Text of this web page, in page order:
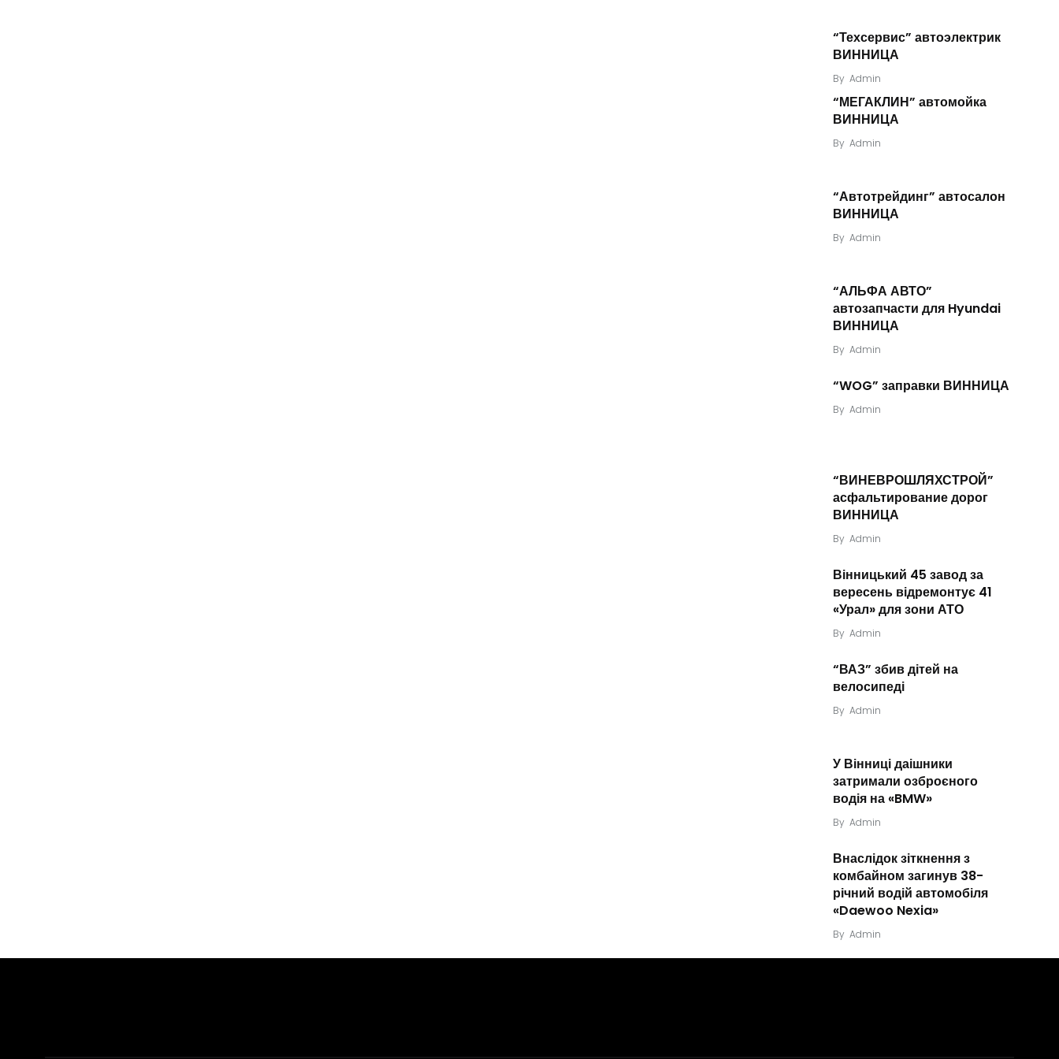
“Техсервис” автоэлектрик
ВИННИЦА
By Admin
“МЕГАКЛИН” автомойка
ВИННИЦА
By Admin
“Автотрейдинг” автосалон
ВИННИЦА
By Admin
“АЛЬФА АВТО”
автозапчасти для Hyundai
ВИННИЦА
By Admin
“WOG” заправки ВИННИЦА
By Admin
“ВИНЕВРОШЛЯХСТРОЙ”
асфальтирование дорог
ВИННИЦА
By Admin
Вінницький 45 завод за
вересень відремонтує 41
«Урал» для зони АТО
By Admin
“ВАЗ” збив дітей на
велосипеді
By Admin
У Вінниці даішники
затримали озброєного
водія на «BMW»
By Admin
Внаслідок зіткнення з
комбайном загинув 38-
річний водій автомобіля
«Daewoo Nexia»
By Admin